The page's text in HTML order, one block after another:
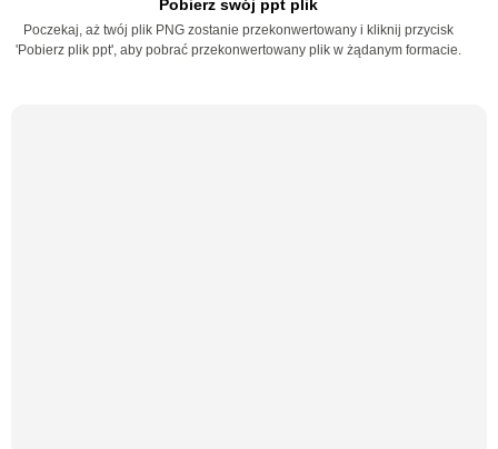
Pobierz swój ppt plik
Poczekaj, aż twój plik PNG zostanie przekonwertowany i kliknij przycisk
'Pobierz plik ppt', aby pobrać przekonwertowany plik w żądanym formacie.